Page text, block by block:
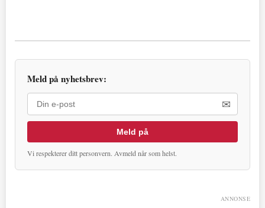
Meld på nyhetsbrev:
✉
Meld på
Vi respekterer ditt personvern. Avmeld når som helst.
ANNONSE